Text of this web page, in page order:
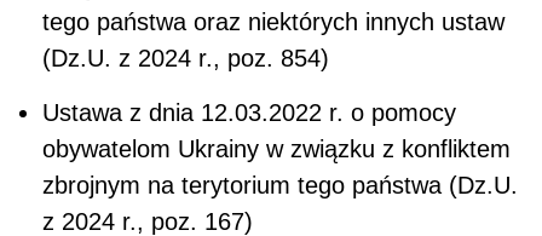
tego państwa oraz niektórych innych ustaw
(Dz.U. z 2024 r., poz. 854)
Ustawa z dnia 12.03.2022 r. o pomocy
obywatelom Ukrainy w związku z konfliktem
zbrojnym na terytorium tego państwa (Dz.U.
z 2024 r., poz. 167)